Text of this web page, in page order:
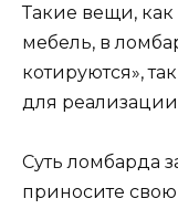
Такие вещи,
мебель, в
котируются»,
для
Суть ломбарда
приносите